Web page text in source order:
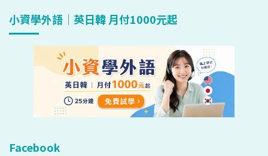
小資學外語｜英日韓 月付1000元起
Facebook